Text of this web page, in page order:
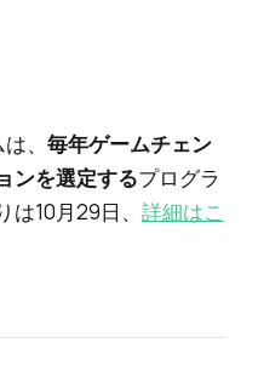
、 毎年ゲームチェン
ンを選定するプログラ
10月29日、 詳細はこ